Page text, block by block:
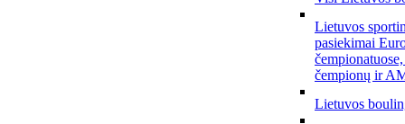
Lietuvos
pasiekimai
čempionų ir
Lietuvos